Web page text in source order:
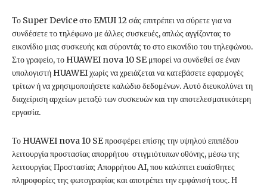
Το Super Device στο EMUI 12 σάς επιτρέπει να σύρετε για να
συνδέσετε το τηλέφωνο με άλλες συσκευές, απλώς αγγίζοντας το
εικονίδιο μιας συσκευής και σύροντάς το στο εικονίδιο του τηλεφώνου.
Στο γραφείο, το HUAWEI nova 10 SE μπορεί να συνδεθεί σε έναν
υπολογιστή HUAWEI χωρίς να χρειάζεται να κατεβάσετε εφαρμογές
τρίτων ή να χρησιμοποιήσετε καλώδιο δεδομένων. Αυτό διευκολύνει τη
διαχείριση αρχείων μεταξύ των συσκευών και την αποτελεσματικότερη
εργασία.
Το HUAWEI nova 10 SE προσφέρει επίσης την υψηλού επιπέδου
λειτουργία προστασίας απορρήτου στιγμιότυπων οθόνης, μέσω της
λειτουργίας Προστασίας Απορρήτου AI, που καλύπτει ευαίσθητες
πληροφορίες της φωτογραφίας και αποτρέπει την εμφάνισή τους. Η